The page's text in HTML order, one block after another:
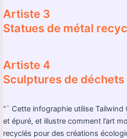
Artiste 3
Statues de métal
Artiste 4
Sculptures de
“` Cette infographie utilise
et épuré, et illustre comment l’art
recyclés pour des créations